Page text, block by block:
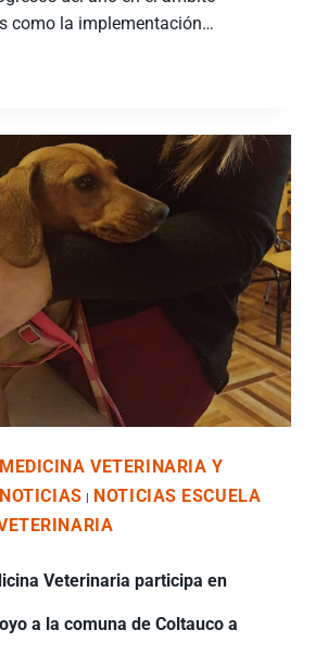
como la implementación…
VETERINARIA Y
NOTICIAS | NOTICIAS ESCUELA
Veterinaria participa en
a la comuna de Coltauco a